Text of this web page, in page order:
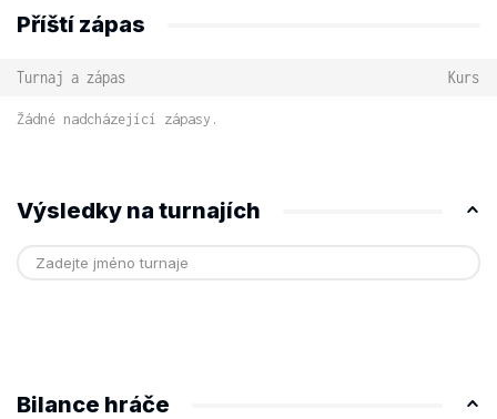
Příští zápas
Turnaj a zápas Kurs
Žádné nadcházející zápasy.
Výsledky na turnajích
Bilance hráče